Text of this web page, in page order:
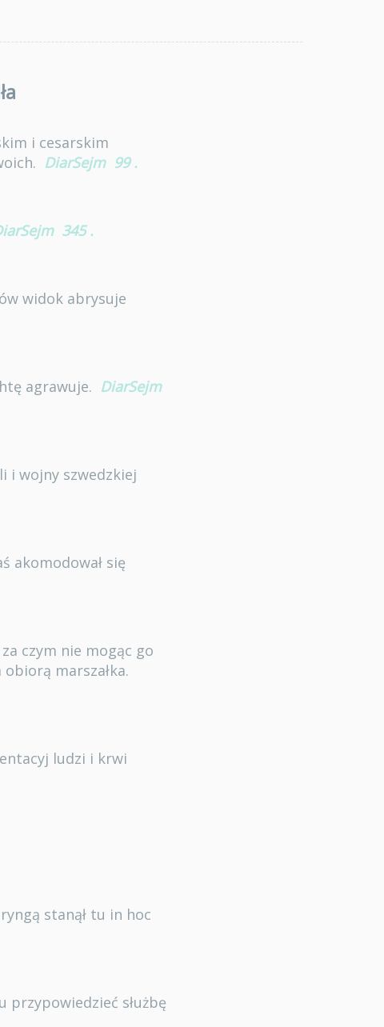
i cesarskim
DiarSejm 99 .
345 .
widok abrysuje
agrawuje. DiarSejm
i wojny szwedzkiej
akomodował się
czym nie mogąc go
marszałka.
ludzi i krwi
stanął tu in hoc
przypowiedzieć służbę